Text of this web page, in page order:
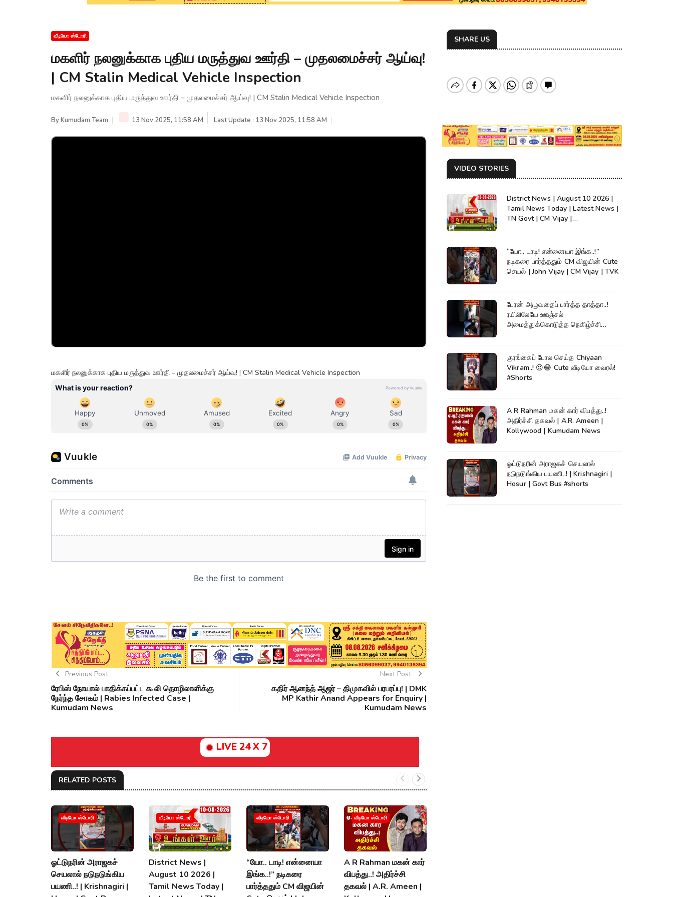
வீடியோ ஸ்டோரி
மகளிர் நலனுக்காக புதிய மருத்துவ ஊர்தி – முதலமைச்சர் ஆய்வு!
| CM Stalin Medical Vehicle Inspection
மகளிர் நலனுக்காக புதிய மருத்துவ ஊர்தி – முதலமைச்சர் ஆய்வு! | CM Stalin Medical Vehicle Inspection
ByKumudam Team 13 Nov 2025, 11:58 AM Last Update : 13 Nov 2025, 11:58 AM
மகளிர் நலனுக்காக புதிய மருத்துவ ஊர்தி – முதலமைச்சர் ஆய்வு! | CM Stalin Medical Vehicle Inspection
Previous Post
ரேபிஸ் நோயால் பாதிக்கப்பட்ட கூலி தொழிலாளிக்கு
நேர்ந்த சோகம் | Rabies Infected Case |
Kumudam News
Next Post
கதிர் ஆனந்த் ஆஜர் – திமுகவில் பரபரப்பு! | DMK
MP Kathir Anand Appears for Enquiry |
Kumudam News
LIVE 24 X 7
RELATED POSTS
வீடியோ ஸ்டோரி
ஓட்டுநரின் அராஜகச்
செயலால் நடுநடுங்கிய
பயணி..! | Krishnagiri |
வீடியோ ஸ்டோரி
District News |
August 10 2026 |
Tamil News Today |
வீடியோ ஸ்டோரி
“யோ.. டாடி! என்னையா
இங்க..!” நடிகரை
பார்த்ததும் CM விஜயின்
வீடியோ ஸ்டோரி
A R Rahman மகன் கார்
விபத்து..! அதிர்ச்சி
தகவல் | A.R. Ameen |
SHARE US
VIDEO STORIES
District News | August 10 2026 |
Tamil News Today | Latest News |
TN Govt | CM Vijay |
“யோ.. டாடி! என்னையா இங்க..!”
நடிகரை பார்த்ததும் CM விஜயின் Cute
செயல் | John Vijay | CM Vijay | TVK
பேரன் அழுவதைப் பார்த்த தாத்தா..!
ரயிலிலேயே ஊஞ்சல்
அமைத்துக்கொடுத்த நெகிழ்ச்சி
குரங்கைப் போல செய்த Chiyaan
Vikram..! 😍😂 Cute வீடியோ வைரல்!
#Shorts
A R Rahman மகன் கார் விபத்து..!
அதிர்ச்சி தகவல் | A.R. Ameen |
Kollywood | Kumudam News
ஓட்டுநரின் அராஜகச் செயலால்
நடுநடுங்கிய பயணி..! | Krishnagiri |
Hosur | Govt Bus #shorts